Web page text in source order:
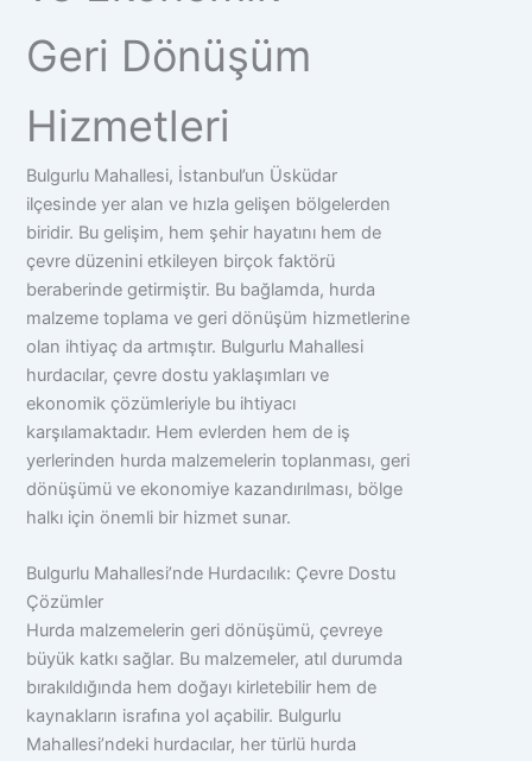
Geri Dönüşüm
Hizmetleri
Bulgurlu Mahallesi, İstanbul’un Üsküdar
ilçesinde yer alan ve hızla gelişen bölgelerden
biridir. Bu gelişim, hem şehir hayatını hem de
çevre düzenini etkileyen birçok faktörü
beraberinde getirmiştir. Bu bağlamda, hurda
malzeme toplama ve geri dönüşüm hizmetlerine
olan ihtiyaç da artmıştır. Bulgurlu Mahallesi
hurdacılar, çevre dostu yaklaşımları ve
ekonomik çözümleriyle bu ihtiyacı
karşılamaktadır. Hem evlerden hem de iş
yerlerinden hurda malzemelerin toplanması, geri
dönüşümü ve ekonomiye kazandırılması, bölge
halkı için önemli bir hizmet sunar.
Bulgurlu Mahallesi’nde Hurdacılık: Çevre Dostu
Çözümler
Hurda malzemelerin geri dönüşümü, çevreye
büyük katkı sağlar. Bu malzemeler, atıl durumda
bırakıldığında hem doğayı kirletebilir hem de
kaynakların israfına yol açabilir. Bulgurlu
Mahallesi’ndeki hurdacılar, her türlü hurda